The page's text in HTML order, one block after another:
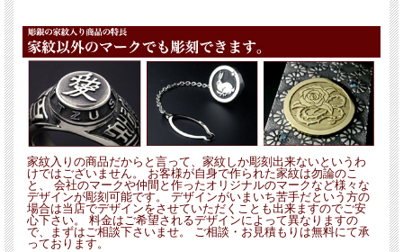
家紋入りの商品だからと言って、家紋しか彫刻出来ないというわ
けではございません。 お客様が自身で作られた家紋は勿論のこ
と、 会社のマークや仲間と作ったオリジナルのマークなど様々な
デザインが彫刻可能です。 デザインがいまいち苦手だという方の
場合は当店でデザインをさせていただくことも出来ますのでご安
心下さい。 料金はご希望されるデザインによって異なりますの
で、まずはご相談下さいませ。 ご相談・お見積もりは無料にて承
っております。